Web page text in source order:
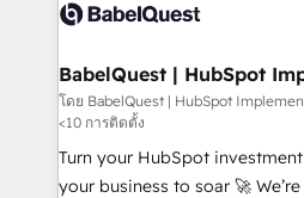
custom API integrations • AI
Boutique 'Elite' team of 12 •
Hub, Marketing Hub, Service
CMS • ISO/IEC 27001:2022,
42001:2023 certified - the AI
GuardHub: our AI governance
BabelQuest | HubSpot
Consultancy
โดย BabelQuest | HubSpot
<10 การติดตั้ง
Turn your HubSpot
your business to soar 🚀 We’re a team of accredited